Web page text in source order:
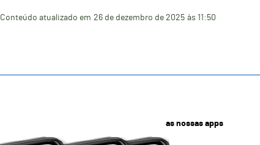
Conteúdo atualizado em 26 de dezembro de 2025 às 11:50
as nossas apps